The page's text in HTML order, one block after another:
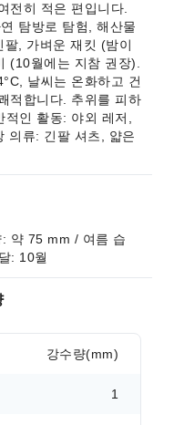
전히 적은 편입니다.
탐방로 탐험, 해산물
, 가벼운 재킷 (밤이
(10월에는 지참 권장).
날씨는 온화하고 건
적합니다. 추위를 피하
인 활동: 야외 레저,
의류: 긴팔 셔츠, 얇은
약 75 mm / 여름 습
: 10월
강수량(mm)
1